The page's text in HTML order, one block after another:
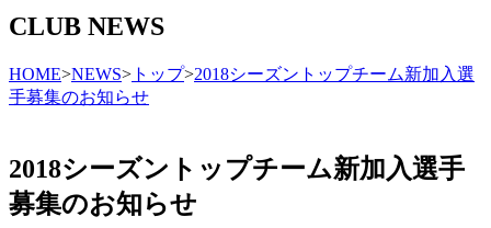
CLUB NEWS
HOME>NEWS> トップ>2018シーズントップチーム新加入選
手募集のお知らせ
2018シーズントップチーム新加入選手
募集のお知らせ